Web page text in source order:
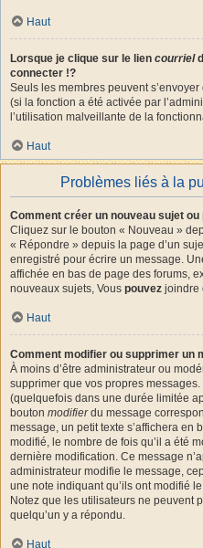
Haut
Lorsque je clique sur le lien courriel
connecter !?
Seuls les membres peuvent
(si la fonction a été activée par
l’utilisation malveillante de la
Haut
Problèmes liés à la
Comment créer un nouveau sujet
Cliquez sur le bouton « Nouveau »
« Répondre » depuis la page d’un
enregistré pour écrire un message.
affichée en bas de page des forums,
nouveaux sujets, Vous pouvez joindre
Haut
Comment modifier ou supprimer un
À moins d’être administrateur ou
supprimer que vos propres
(quelquefois dans une durée limitée
bouton modifierdu message
message, un petit texte s’affichera en
modifié, le nombre de fois qu’il a été
dernière modification. Ce message
administrateur modifie le message,
une note indiquant qu’ils ont modifié
Notez que les utilisateurs ne peuvent
quelqu’un y a répondu.
Haut